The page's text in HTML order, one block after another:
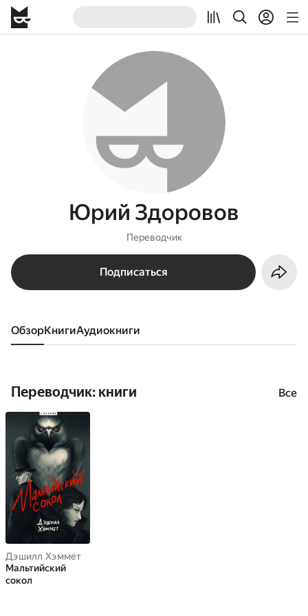
Юрий Здоровов
Переводчик
Подписаться
Обзор книги аудиокниги
Переводчик: книги Все
Дэшилл Хэммет
Мальтийский
сокол